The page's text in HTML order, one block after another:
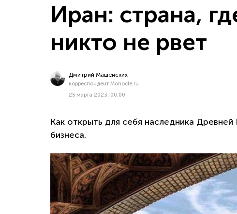
Иран: страна,
никто не рвет
Дмитрий Машенских
корреспондент Monocle.ru
25 марта 2023, 00:00
Как открыть для себя наследника
бизнеса.